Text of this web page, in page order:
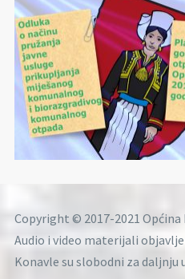
Copyright © 2017-2021 Općina
Audio i video materijali
Konavle su slobodni za